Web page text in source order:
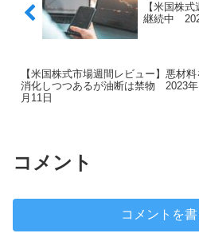
【米国株
継続中
【米国株式市場週間レビュー】悪材料
消化しつつあるが油断は禁物 2023
月11日
コメント
コメントを